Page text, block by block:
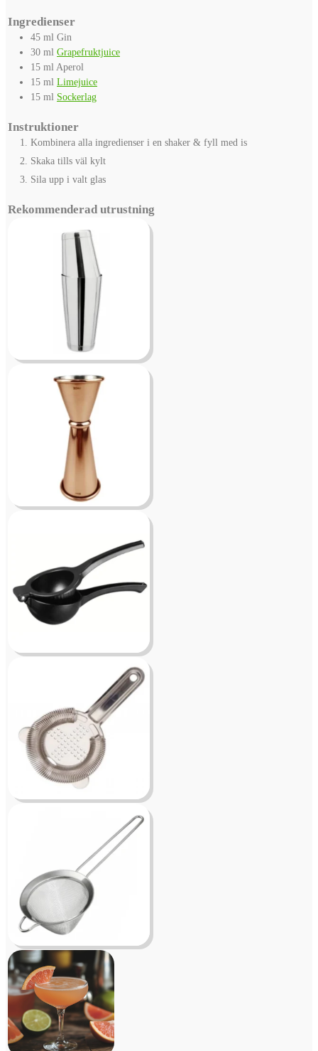
Ingredienser
45 ml Gin
30 ml Grapefruktjuice
15 mlAperol
15 ml Limejuice
15 ml Sockerlag
Instruktioner
Kombinera alla ingredienser i en shaker & fyll med is
Skaka tills väl kylt
Sila upp i valt glas
Rekommenderad utrustning